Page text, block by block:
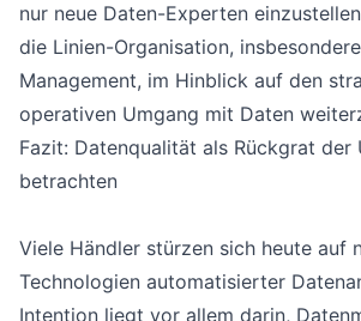
nur neue Daten-Experten
die Linien-Organisation,
Management, im Hinblick auf den
operativen Umgang mit Daten
Fazit: Datenqualität als Rückgrat der
betrachten
Viele Händler stürzen sich heute auf
Technologien automatisierter
Intention liegt vor allem darin,